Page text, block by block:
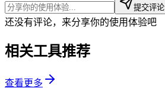
提交评论
还没有评论，来分享你的使用体验吧
相关工具推荐
查看更多